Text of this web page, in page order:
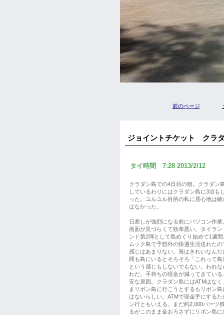
前のページ
ジョイントチケット クラ
タイ時間 7:28 2013/2/12
クラダン島での4日目の朝。クラダン
しているわりにはクラダン島に3泊も
った。ユルユル目的の私に居心地は確
はなかった。
日差しが強烈になる前にパソコン作業
画面が見づらくて効率悪い。タイラン
ンド第2弾として島めぐり始めて1週
ムック島で予想外の快適生活送れたの
感じはあまりない。海はきれいなんだ
間も島にいるとそろそろ「これって島
という感じもしないでもない。われな
れだ。手持ちの現金が減ってきている
安な原因。クラダン島にはATMはなく
まリボン島に行こうとするもリボン島
はないらしい。ATMで現金手にするた
ン行ともいえる。まだ約2,000バーツ
るがこのまま金おろさずにリボン島に